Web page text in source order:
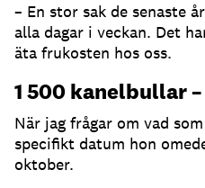
– En stor sak de senaste
alla dagar i veckan. Det
äta frukosten hos oss.
1 500 kanelbullar
När jag frågar om vad
specifikt datum hon
oktober.